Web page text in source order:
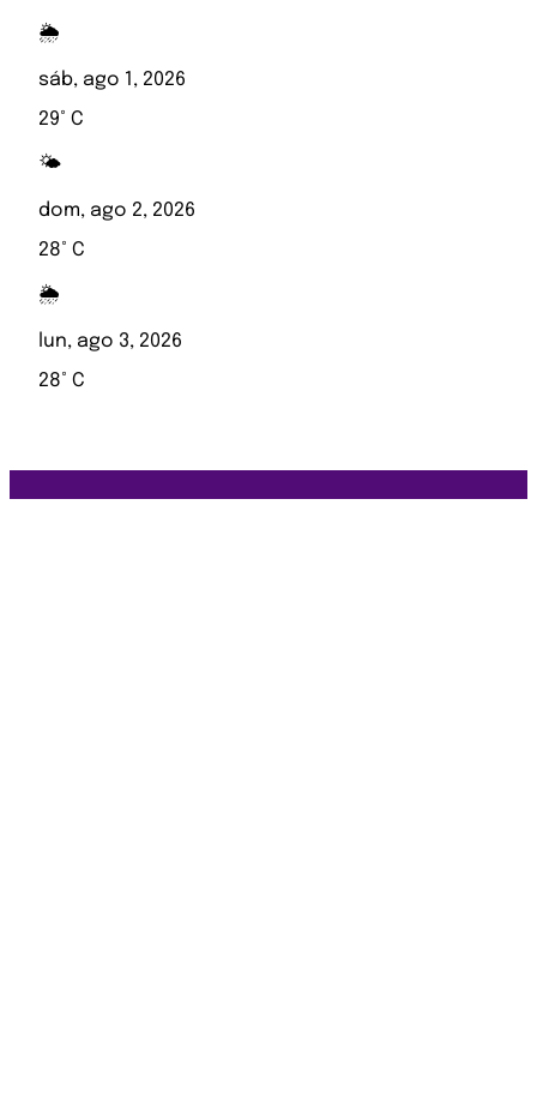
🌦️
sáb, ago 1, 2026
29° C
🌤️
dom, ago 2, 2026
28° C
🌦️
lun, ago 3, 2026
28° C